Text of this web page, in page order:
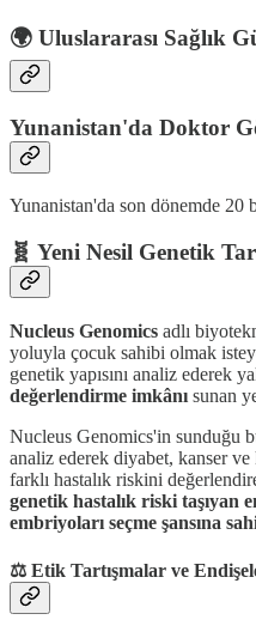
🌍 Uluslararası Sağlık
Yunanistan'da Doktor
Yunanistan'da son dönemde
🧬 Yeni Nesil Genetik
Nucleus Genomics adlı
yoluyla çocuk sahibi olmak
genetik yapısını analiz ederek
değerlendirme imkânı sunan
Nucleus Genomics'in sunduğu
analiz ederek diyabet, kanser ve
farklı hastalık riskini
genetik hastalık riski taşıyan
embriyoları seçme şansına
⚖️ Etik Tartışmalar ve